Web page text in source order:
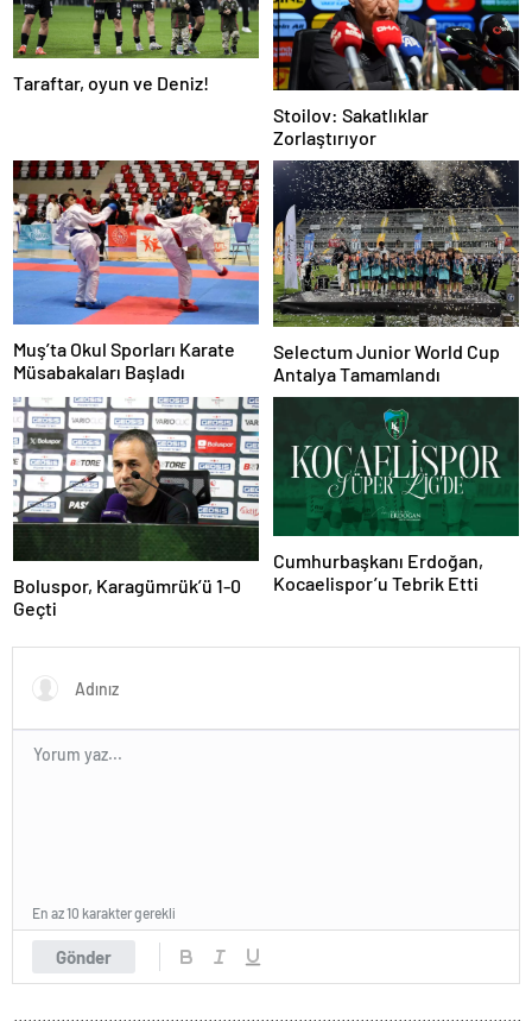
Taraftar, oyun ve Deniz!
Stoilov: Sakatlıklar
Zorlaştırıyor
Muş’ta Okul Sporları Karate
Müsabakaları Başladı
Selectum Junior World Cup
Antalya Tamamlandı
Boluspor, Karagümrük’ü 1-0
Geçti
Cumhurbaşkanı Erdoğan,
Kocaelispor’u Tebrik Etti
Gönder
En az 10 karakter gerekli